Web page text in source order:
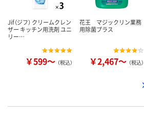
Jif（ジフ） クリームクレン
ザー キッチン用洗剤 ユニ
リー…
￥599～ （税込）
花王 マジックリン業務
用除菌プラス
￥2,467～ （税込）